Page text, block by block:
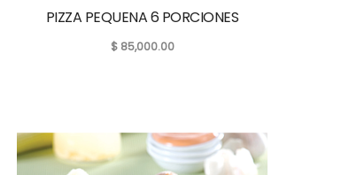
PIZZA PEQUENA 6 PORCIONES
$ 85,000.00